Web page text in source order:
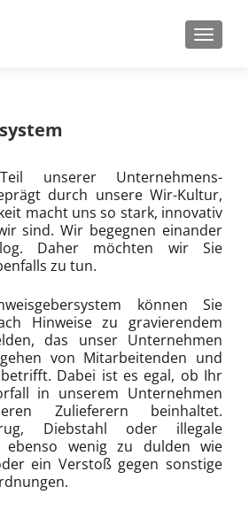
MENU
unserer Unternehmens-
durch unsere Wir-Kultur,
macht uns so stark, innovativ
sind. Wir begegnen einander
Daher möchten wir Sie
zu tun.
können Sie
Hinweise zu gravierendem
das unser Unternehmen
von Mitarbeitenden und
Dabei ist es egal, ob Ihr
in unserem Unternehmen
Zulieferern beinhaltet.
Diebstahl oder illegale
ebenso wenig zu dulden wie
ein Verstoß gegen sonstige